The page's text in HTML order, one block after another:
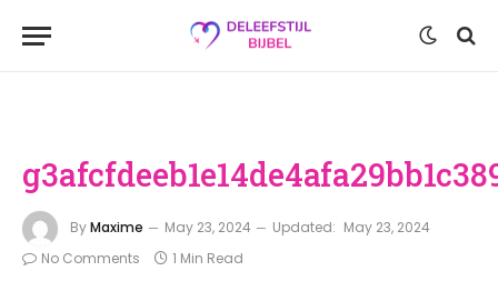
ByMaxime May 23, 2024 Updated: May 23, 2024
No Comments
1 Min Read